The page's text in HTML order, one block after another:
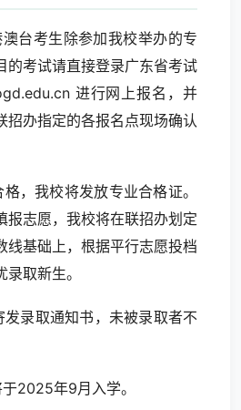
台考生除参加我校举办的专
的考试请直接登录广东省考试
进行网上报名，并
招办指定的各报名点现场确认
，我校将发放专业合格证。
报志愿，我校将在联招办划定
线基础上，根据平行志愿投档
取新生。
录取通知书，未被录取者不
2025年9月入学。